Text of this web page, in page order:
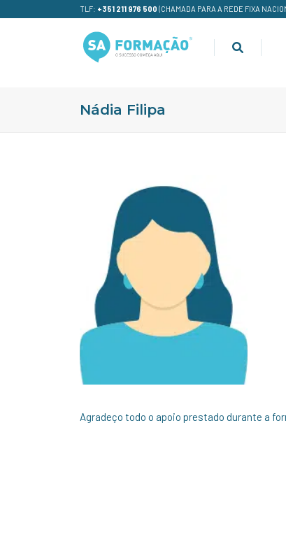
TLF: +351 211 976 500 (CHAMADA PARA A REDE FIXA
Nádia Filipa
Agradeço todo o apoio prestado durante a